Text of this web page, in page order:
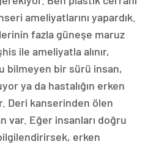
ameliyatlarını yapardık.
fazla güneşe maruz
ile ameliyatla alınır,
bilmeyen bir sürü insan,
ya da hastalığın erken
Deri kanserinden ölen
var. Eğer insanları doğru
erken